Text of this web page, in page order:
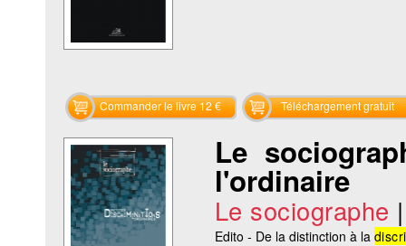
Commander le livre 12 € Téléchargement gratuit
Le
l'ordinaire
Le sociographe
Edito - De la distinction à la